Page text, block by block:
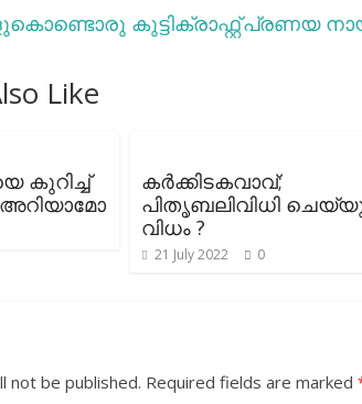
കുട്ടിക്രാഫ്റ്റ്പ്രണയ
Like
കുറിച്ച്
കർക്കിടകവാവ്;
പിതൃബലിവിധി
വിധം ?
21 July 2022 0
not be published. Required fields are marked